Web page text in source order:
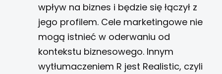
wpływ na biznes i będzie się łączył z
jego profilem. Cele marketingowe nie
mogą istnieć w oderwaniu od
kontekstu biznesowego. Innym
wytłumaczeniem R jest Realistic, czyli